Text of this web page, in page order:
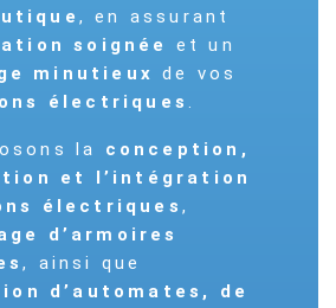
, en assurant
soignée
et un
minutieux de vos
électriques .
la conception,
et l’intégration
électriques ,
d’armoires
, ainsi que
d’automates, de